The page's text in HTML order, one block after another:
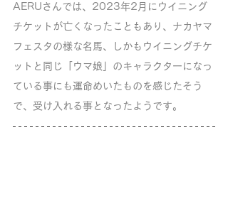
AERUさんでは、2023年2月にウイニング
チケットが亡くなったこともあり、ナカヤマ
フェスタの様な名馬、しかもウイニングチケ
ットと同じ「ウマ娘」のキャラクターになっ
ている事にも運命めいたものを感じたそう
で、受け入れる事となったようです。